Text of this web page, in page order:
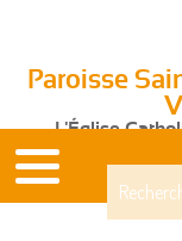
Paroisse
L'Église